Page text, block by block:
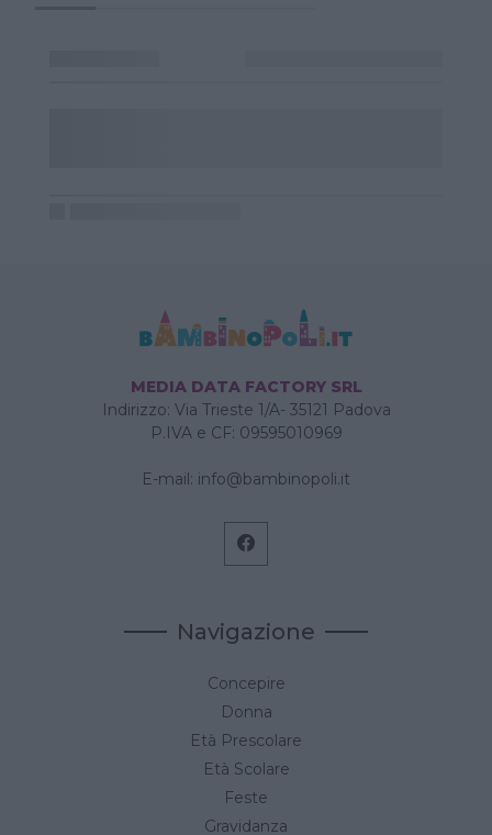
MEDIA DATA FACTORY SRL
Indirizzo: Via Trieste 1/A- 35121 Padova
P.IVA e CF: 09595010969
E-mail: info@bambinopoli.it
Navigazione
Concepire
Donna
Età Prescolare
Età Scolare
Feste
Gravidanza